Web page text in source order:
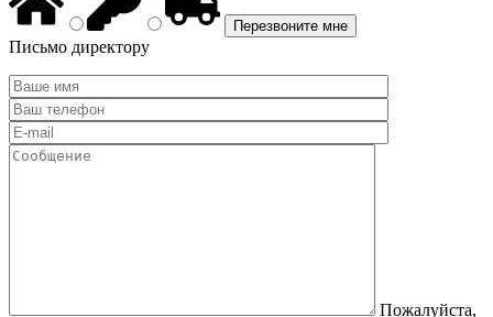
Письмо директору
Пожалуйста,